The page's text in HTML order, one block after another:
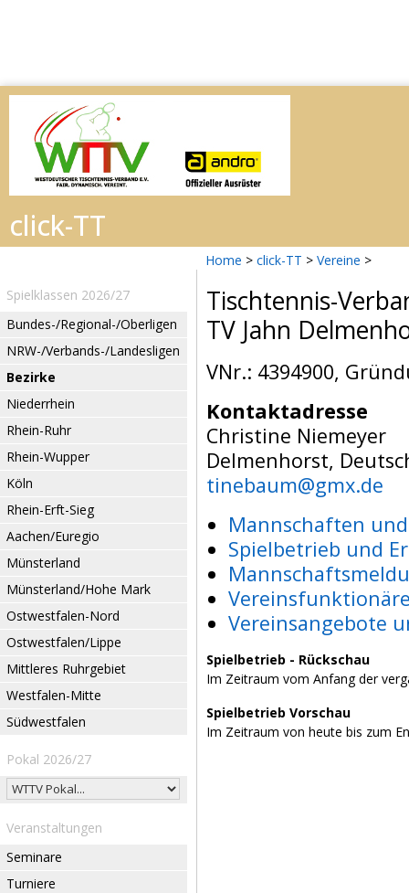
Home > click-TT > Vereine >
Spielklassen 2026/27
Bundes-/Regional-/Oberligen
NRW-/Verbands-/Landesligen
Bezirke
Niederrhein
Rhein-Ruhr
Rhein-Wupper
Köln
Rhein-Erft-Sieg
Aachen/Euregio
Münsterland
Münsterland/Hohe Mark
Ostwestfalen-Nord
Ostwestfalen/Lippe
Mittleres Ruhrgebiet
Westfalen-Mitte
Südwestfalen
Pokal 2026/27
Veranstaltungen
Seminare
Turniere
Tischtennis-
TV Jahn
VNr.: 4394900,
Kontaktadresse
Christine Niemeyer
Delmenhorst,
tinebaum@gmx.de
Mannschaften
Spielbetrieb und
Vereinsangebote
Spielbetrieb - Rückschau
Im Zeitraum vom Anfang der
Spielbetrieb Vorschau
Im Zeitraum von heute bis zum